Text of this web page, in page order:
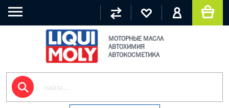
МОТОРНЫЕ МАСЛА
АВТОХИМИЯ
АВТОКОСМЕТИКА